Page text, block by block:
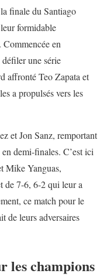
finale du Santiago
formidable
en
une série
affronté Teo Zapata et
a propulsés vers les
et Jon Sanz, remportant
demi-finales. C’est ici
Mike Yanguas,
de 7-6, 6-2 qui leur a
ce match pour le
de leurs adversaires
les champions